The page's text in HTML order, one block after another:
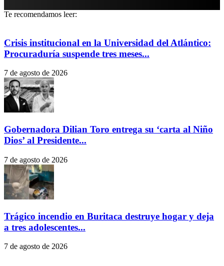
Te recomendamos leer:
Crisis institucional en la Universidad del Atlántico:
Procuraduría suspende tres meses...
7 de agosto de 2026
Gobernadora Dilian Toro entrega su ‘carta al Niño
Dios’ al Presidente...
7 de agosto de 2026
Trágico incendio en Buritaca destruye hogar y deja
a tres adolescentes...
7 de agosto de 2026